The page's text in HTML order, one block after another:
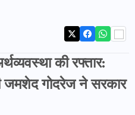
की रफ्तार:
जमशेद गोदरेज ने सरकार